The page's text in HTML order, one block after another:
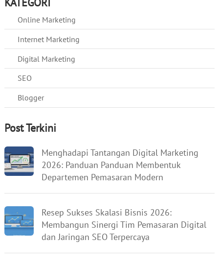
Online Marketing
Internet Marketing
Digital Marketing
SEO
Blogger
Post Terkini
Menghadapi Tantangan Digital Marketing
2026: Panduan Panduan Membentuk
Departemen Pemasaran Modern
Resep Sukses Skalasi Bisnis 2026:
Membangun Sinergi Tim Pemasaran Digital
dan Jaringan SEO Terpercaya